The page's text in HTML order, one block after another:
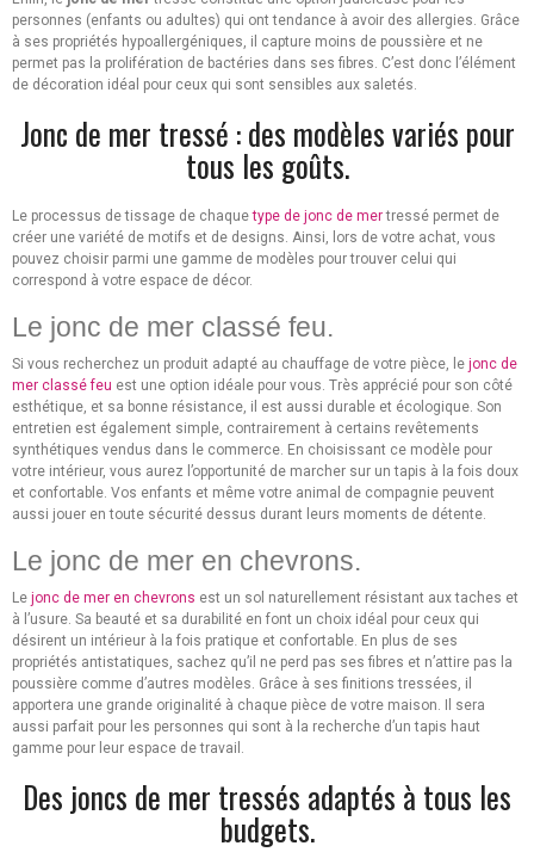
personnes (enfants ou adultes) qui ont tendance à avoir des allergies. Grâce
à ses propriétés hypoallergéniques, il capture moins de poussière et ne
permet pas la prolifération de bactéries dans ses fibres. C’est donc l’élément
de décoration idéal pour ceux qui sont sensibles aux saletés.
Jonc de mer tressé : des modèles variés pour
tous les goûts.
Le processus de tissage de chaquetype de jonc de mertressé permet de
créer une variété de motifs et de designs. Ainsi, lors de votre achat, vous
pouvez choisir parmi une gamme de modèles pour trouver celui qui
correspond à votre espace de décor.
Le jonc de mer classé feu.
Si vous recherchez un produit adapté au chauffage de votre pièce, le jonc de
mer classé feu est une option idéale pour vous. Très apprécié pour son côté
esthétique, et sa bonne résistance, il est aussi durable et écologique. Son
entretien est également simple, contrairement à certains revêtements
synthétiques vendus dans le commerce. En choisissant ce modèle pour
votre intérieur, vous aurez l’opportunité de marcher sur un tapis à la fois doux
et confortable. Vos enfants et même votre animal de compagnie peuvent
aussi jouer en toute sécurité dessus durant leurs moments de détente.
Le jonc de mer en chevrons.
Le jonc de mer en chevrons est un sol naturellement résistant aux taches et
à l’usure. Sa beauté et sa durabilité en font un choix idéal pour ceux qui
désirent un intérieur à la fois pratique et confortable. En plus de ses
propriétés antistatiques, sachez qu’il ne perd pas ses fibres et n’attire pas la
poussière comme d’autres modèles. Grâce à ses finitions tressées, il
apportera une grande originalité à chaque pièce de votre maison. Il sera
aussi parfait pour les personnes qui sont à la recherche d’un tapis haut
gamme pour leur espace de travail.
Des joncs de mer tressés adaptés à tous les
budgets.